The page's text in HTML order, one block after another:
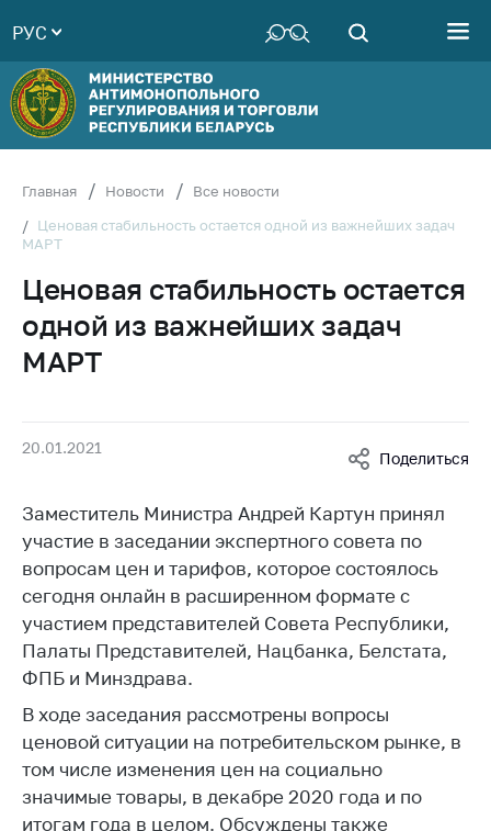
Руководство
Структура
Министерства
Территориальные
Законодательство
Антикоррупционная
деятельность
Общественно-
консультативный
Соискателям
Белорусская
универсальная
товарная биржа
Общественная
жизнь
Идеологическая
работа
Официальные
геральдические
символы
5 лет МАРТ
РУС
Главная Новости
Все новости
Ценовая стабильность остается одной из важнейших задач
МАРТ
Ценовая стабильность остается
одной из важнейших задач
МАРТ
20.01.2021
Поделиться
Заместитель Министра Андрей Картун принял
участие в заседании экспертного совета по
вопросам цен и тарифов, которое состоялось
сегодня онлайн в расширенном формате с
участием представителей Совета Республики,
Палаты Представителей, Нацбанка, Белстата,
ФПБ и Минздрава.
В ходе заседания рассмотрены вопросы
ценовой ситуации на потребительском рынке, в
том числе изменения цен на социально
значимые товары, в декабре 2020 года и по
итогам года в целом. Обсуждены также